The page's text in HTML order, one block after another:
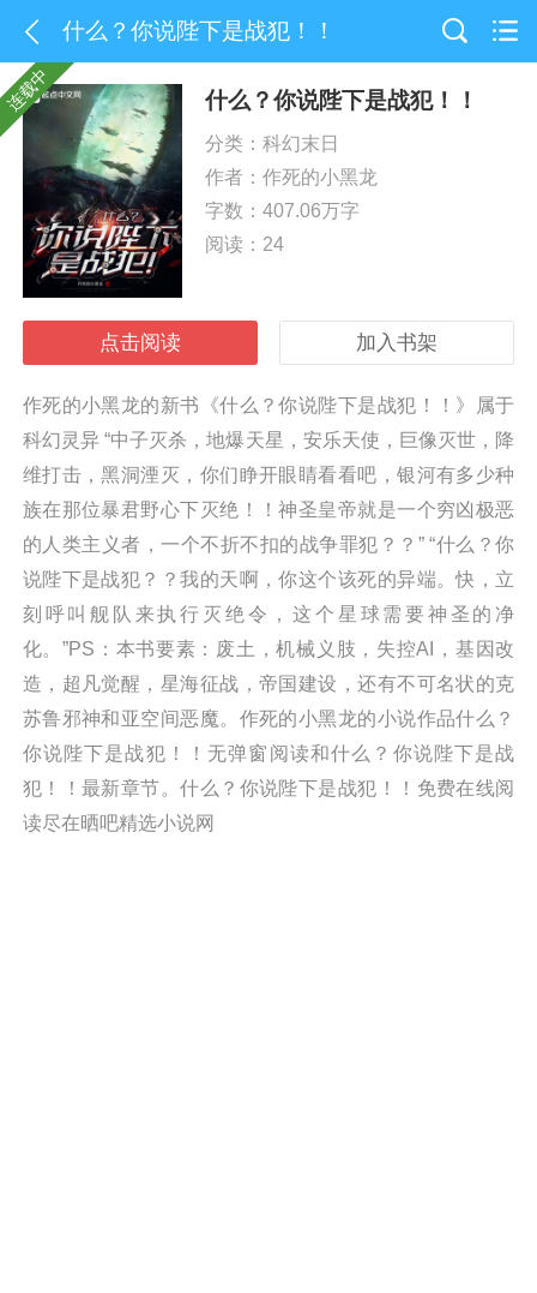
什么？你说陛下是战犯！！
连载中 什么？你说陛下是战犯！！
分类：科幻末日
作者： 作死的小黑龙
字数：407.06万字
阅读：24
点击阅读 加入书架
作死的小黑龙的新书《什么？你说陛下是战犯！！》属于
科幻灵异 “中子灭杀，地爆天星，安乐天使，巨像灭世，降
维打击，黑洞湮灭，你们睁开眼睛看看吧，银河有多少种
族在那位暴君野心下灭绝！！神圣皇帝就是一个穷凶极恶
的人类主义者，一个不折不扣的战争罪犯？？” “什么？你
说陛下是战犯？？我的天啊，你这个该死的异端。快，立
刻呼叫舰队来执行灭绝令，这个星球需要神圣的净
化。”PS：本书要素：废土，机械义肢，失控AI，基因改
造，超凡觉醒，星海征战，帝国建设，还有不可名状的克
苏鲁邪神和亚空间恶魔。作死的小黑龙的小说作品什么？
你说陛下是战犯！！无弹窗阅读和什么？你说陛下是战
犯！！最新章节。什么？你说陛下是战犯！！免费在线阅
读尽在晒吧精选小说网